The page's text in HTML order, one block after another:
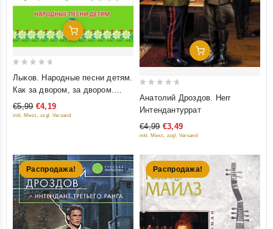
Добавить В Корзину
5
Лыков. Народные песни детям.
Как за двором, за двором.
Сборник песен (ноты + текст)
€5,99 €4,19
inkl. Mwst., zzgl. Versand
Добавить В Корзину
5
Анатолий Дроздов. Herr
Интендантуррат
€4,99 €3,49
inkl. Mwst., zzgl. Versand
Распродажа! Распродажа!